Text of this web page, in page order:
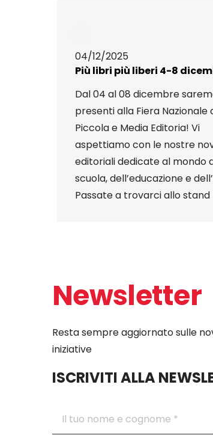
04/12/2025
Più libri più liberi 4-8
Dal 04 al 08 dicembre
presenti alla Fiera Nazionale
Piccola e Media Editoria! Vi
aspettiamo con le nostre
editoriali dedicate al mondo
scuola, dell’educazione e
Passate a trovarci allo stand
Newsletter
Resta sempre aggiornato sulle
iniziative
ISCRIVITI ALLA